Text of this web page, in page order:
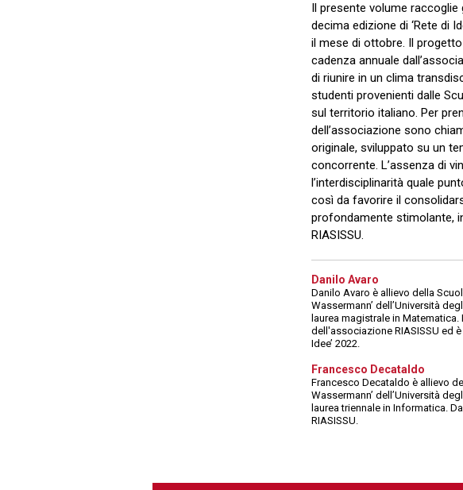
Il presente volume
decima edizione di ‘Rete di
il mese di ottobre. Il progetto
cadenza annuale
di riunire in un clima
studenti provenienti dalle
sul territorio italiano. Per
dell’associazione sono
originale, sviluppato su un
concorrente. L’assenza di
l’interdisciplinarità quale
così da favorire il
profondamente stimolante,
RIASISSU.
Danilo Avaro
Danilo Avaro è allievo della
Wassermann’ dell’Università
laurea magistrale in
dell'associazione RIASISSU ed
Idee’ 2022.
Francesco Decataldo
Francesco Decataldo è allievo
Wassermann’ dell’Università
laurea triennale in Informatica.
RIASISSU.